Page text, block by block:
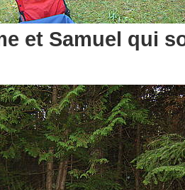
et Samuel qui